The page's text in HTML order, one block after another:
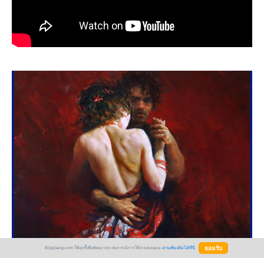
BlogGang.com ใช้คุกกี้เพื่อพัฒนาประสบการณ์การใช้งานของคุณ อ่านเพิ่มเติมได้ที่นี่